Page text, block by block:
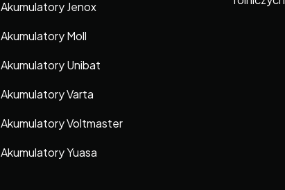
Akumulatory Jenox
Akumulatory Moll
Akumulatory Unibat
Akumulatory Varta
Akumulatory Voltmaster
Akumulatory Yuasa